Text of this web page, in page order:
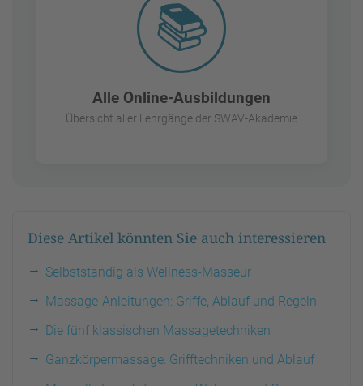
📚
Alle Online-Ausbildungen
Übersicht aller Lehrgänge der SWAV-Akademie
Diese Artikel könnten Sie auch interessieren
Selbstständig als Wellness-Masseur
Massage-Anleitungen: Griffe, Ablauf und Regeln
Die fünf klassischen Massagetechniken
Ganzkörpermassage: Grifftechniken und Ablauf